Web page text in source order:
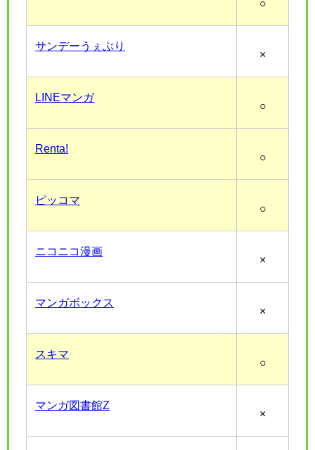
○
サンデーうぇぶり
×
LINEマンガ
○
Renta!
○
ピッコマ
○
ニコニコ漫画
×
マンガボックス
×
スキマ
○
マンガ図書館Z
×